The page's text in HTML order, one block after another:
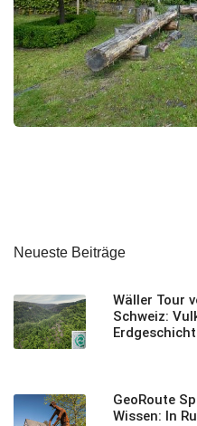
Neueste Beiträge
Wäller Tour
Schweiz:
GeoRoute
Wissen: In